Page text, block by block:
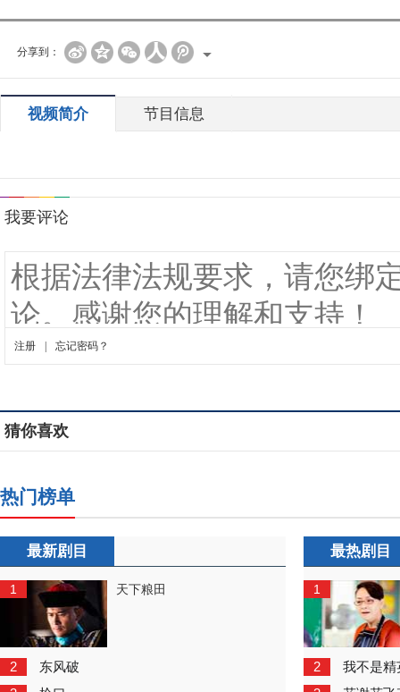
分享到：
视频简介 节目信息
猜你喜欢
热门榜单
最新剧目
1 天下粮田
2 东风破
最热剧目
1
2 我不是精